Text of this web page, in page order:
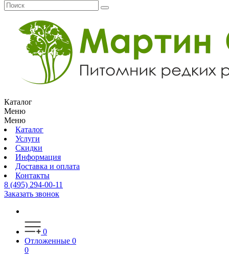
Каталог
Меню
Меню
Каталог
Услуги
Скидки
Информация
Доставка и оплата
Контакты
8 (495) 294-00-11
Заказать звонок
0
Отложенные 0
0